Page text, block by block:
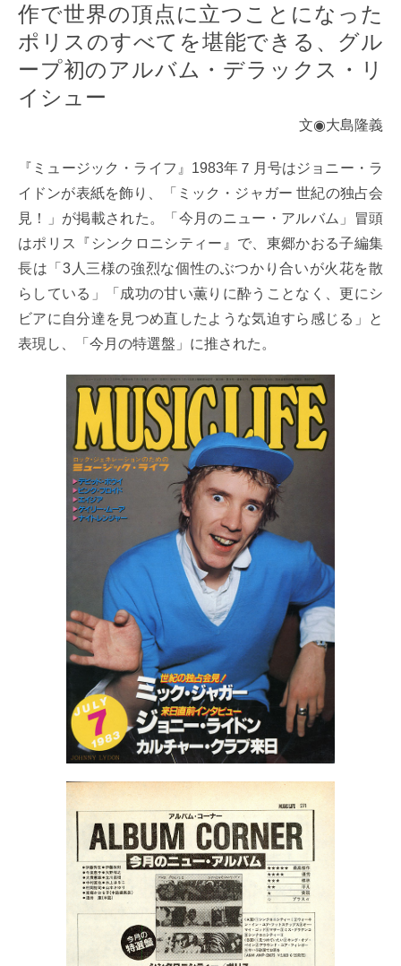
作で世界の頂点に立つことになった
ポリスのすべてを堪能できる、グル
ープ初のアルバム・デラックス・リ
イシュー
文◉大島隆義
『ミュージック・ライフ』1983年７月号はジョニー・ラ
イドンが表紙を飾り、「ミック・ジャガー 世紀の独占会
見！」が掲載された。「今月のニュー・アルバム」冒頭
はポリス『シンクロニシティー』で、東郷かおる子編集
長は「3人三様の強烈な個性のぶつかり合いが火花を散
らしている」「成功の甘い薫りに酔うことなく、更にシ
ビアに自分達を見つめ直したような気迫すら感じる」と
表現し、「今月の特選盤」に推された。